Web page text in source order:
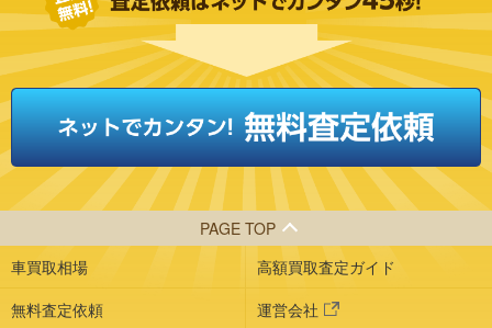
PAGE TOP
車買取相場
高額買取査定ガイド
無料査定依頼
運営会社